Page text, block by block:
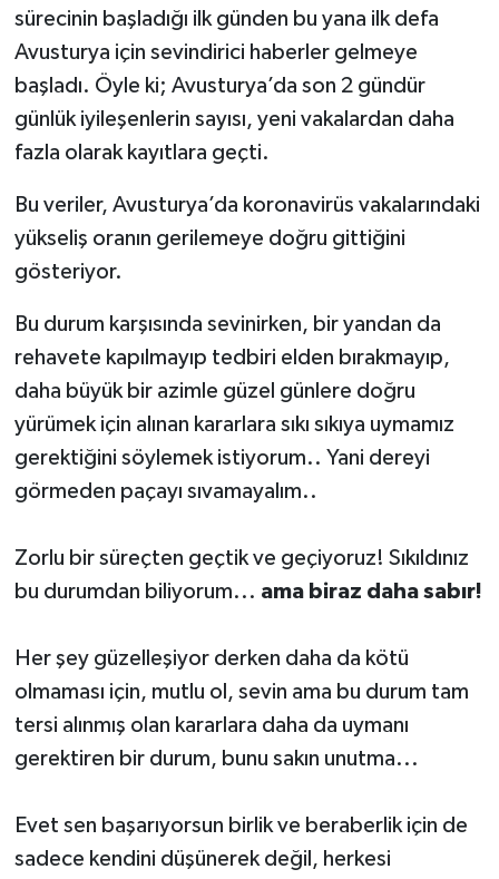
sürecinin başladığı ilk günden bu yana ilk defa
Avusturya için sevindirici haberler gelmeye
başladı. Öyle ki; Avusturya’da son 2 gündür
günlük iyileşenlerin sayısı, yeni vakalardan daha
fazla olarak kayıtlara geçti.
Bu veriler, Avusturya’da koronavirüs vakalarındaki
yükseliş oranın gerilemeye doğru gittiğini
gösteriyor.
Bu durum karşısında sevinirken, bir yandan da
rehavete kapılmayıp tedbiri elden bırakmayıp,
daha büyük bir azimle güzel günlere doğru
yürümek için alınan kararlara sıkı sıkıya uymamız
gerektiğini söylemek istiyorum.. Yani dereyi
görmeden paçayı sıvamayalım..
Zorlu bir süreçten geçtik ve geçiyoruz! Sıkıldınız
bu durumdan biliyorum... ama biraz daha sabır!
Her şey güzelleşiyor derken daha da kötü
olmaması için, mutlu ol, sevin ama bu durum tam
tersi alınmış olan kararlara daha da uymanı
gerektiren bir durum, bunu sakın unutma...
Evet sen başarıyorsun birlik ve beraberlik için de
sadece kendini düşünerek değil, herkesi